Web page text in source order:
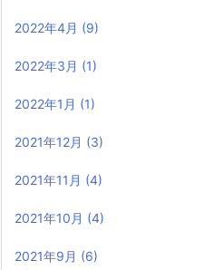
2022年4月 (9)
2022年3月 (1)
2022年1月 (1)
2021年12月 (3)
2021年11月 (4)
2021年10月 (4)
2021年9月 (6)